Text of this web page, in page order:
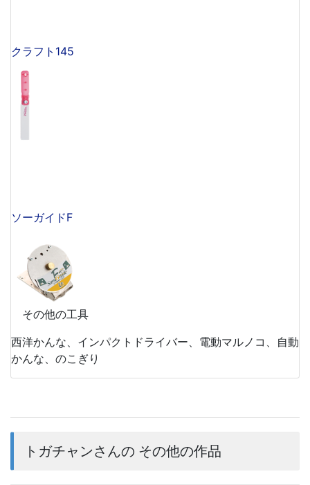
クラフト145
ソーガイドF
その他の工具
西洋かんな、インパクトドライバー、電動マルノコ、自動
かんな、のこぎり
トガチャンさんの その他の作品